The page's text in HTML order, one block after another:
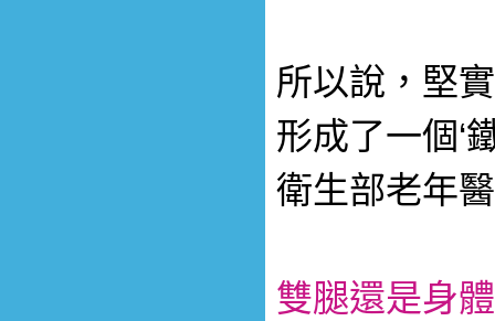
所以說，堅
形成了一個‘
衛生部老年
雙腿還是身